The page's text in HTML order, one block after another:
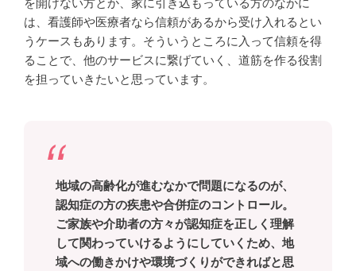
を開けない方とか、家に引き込もっている方のなかに
は、看護師や医療者なら信頼があるから受け入れるとい
うケースもあります。そういうところに入って信頼を得
ることで、他のサービスに繋げていく、道筋を作る役割
を担っていきたいと思っています。
地域の高齢化が進むなかで問題になるのが、
認知症の方の疾患や合併症のコントロール。
ご家族や介助者の方々が認知症を正しく理解
して関わっていけるようにしていくため、地
域への働きかけや環境づくりができればと思